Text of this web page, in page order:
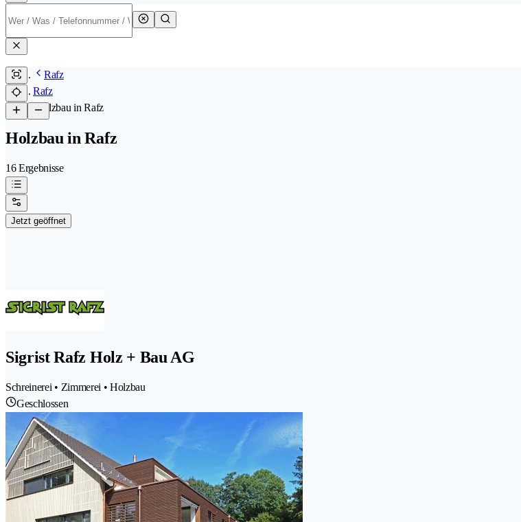
Rafz
Rafz
/Holzbau in Rafz
Holzbau in Rafz
16 Ergebnisse
Jetzt geöffnet
Sigrist Rafz Holz + Bau AG
Schreinerei • Zimmerei • Holzbau
Geschlossen